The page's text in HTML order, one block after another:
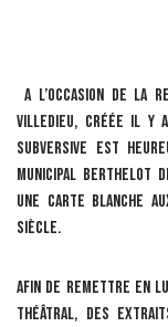
A l’occasion de la
Villedieu, créée il y
Subversive est
Municipal Berthelot
une carte blanche
siècle.
Afin de remettre en
théâtral, des